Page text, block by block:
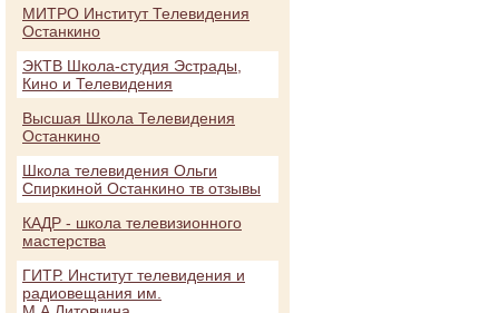
МИТРО Институт Телевидения
Останкино
ЭКТВ Школа-студия Эстрады,
Кино и Телевидения
Высшая Школа Телевидения
Останкино
Школа телевидения Ольги
Спиркиной Останкино тв отзывы
КАДР - школа телевизионного
мастерства
ГИТР. Институт телевидения и
радиовещания им.